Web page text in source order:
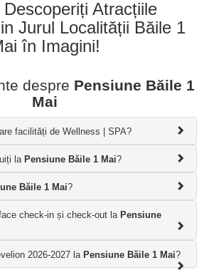
Atracțiile
Jurul Localității Băile 1
în Imagini!
despre Pensiune Băile 1
Mai
are facilități de Wellness | SPA?
la Pensiune Băile 1 Mai?
Băile 1 Mai?
check-in și check-out la Pensiune
2026-2027 la Pensiune Băile 1 Mai?